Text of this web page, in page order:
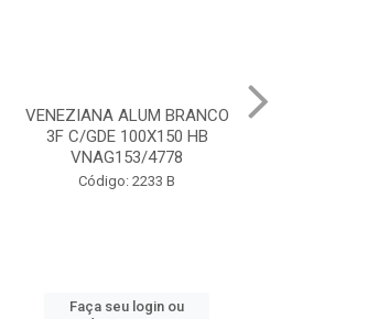
PORTA LAMINADA BRANCA
85X215 DIR MIX HB P7134
Código: 2391
Faça seu login ou